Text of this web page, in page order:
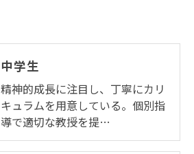
中学生
精神的成長に注目し、丁寧にカリ
キュラムを用意している。個別指
導で適切な教授を提…